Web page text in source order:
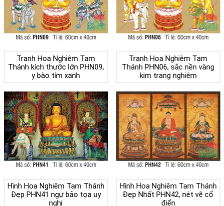
Tranh Hoa Nghiêm Tam
Thánh kích thước lớn PHN09,
y bào tím xanh
Tranh Hoa Nghiêm Tam
Thánh PHN06, sắc nền vàng
kim trang nghiêm
Hình Hoa Nghiêm Tam Thánh
Đẹp PHN41 ngự bảo tọa uy
nghi
Hình Hoa Nghiêm Tam Thánh
Đẹp Nhất PHN42, nét vẽ cổ
điển